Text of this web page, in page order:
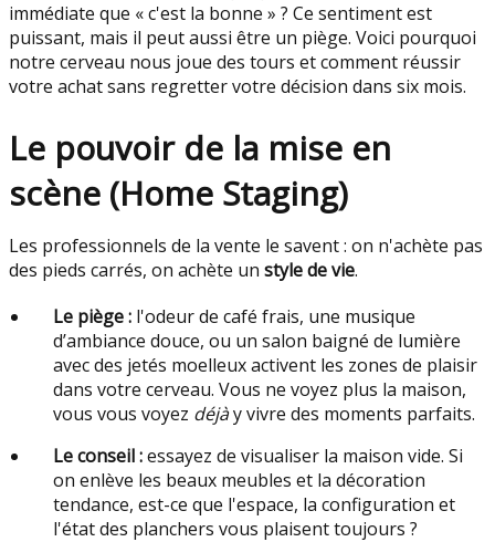
immédiate que « c'est la bonne » ? Ce sentiment est
puissant, mais il peut aussi être un piège. Voici pourquoi
notre cerveau nous joue des tours et comment réussir
votre achat sans regretter votre décision dans six mois.
Le pouvoir de la mise en
scène (Home Staging)
Les professionnels de la vente le savent : on n'achète pas
des pieds carrés, on achète un style de vie.
Le piège : l'odeur de café frais, une musique
d’ambiance douce, ou un salon baigné de lumière
avec des jetés moelleux activent les zones de plaisir
dans votre cerveau. Vous ne voyez plus la maison,
vous vous voyez déjày vivre des moments parfaits.
Le conseil :essayez de visualiser la maison vide. Si
on enlève les beaux meubles et la décoration
tendance, est-ce que l'espace, la configuration et
l'état des planchers vous plaisent toujours ?